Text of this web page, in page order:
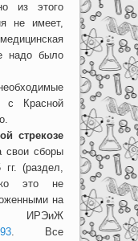
из этого
не имеет,
надо было
с Красной
стрекозе
свои сборы
(раздел,
это не
на
. Все